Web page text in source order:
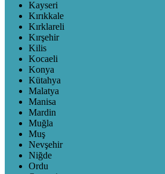
Kayseri
Kırıkkale
Kırklareli
Kırşehir
Kilis
Kocaeli
Konya
Kütahya
Malatya
Manisa
Mardin
Muğla
Muş
Nevşehir
Niğde
Ordu